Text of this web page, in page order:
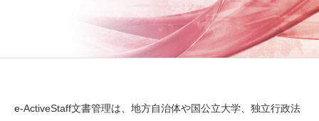
e-ActiveStaff文書管理は、地方自治体や国公立大学、独立行政法